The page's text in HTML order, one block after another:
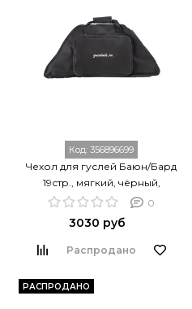
Код: 356896699
Чехол для гуслей Баюн/Бард
19стр., мягкий, чёрный,
Гусельник GU-00.30.19.00000
0
3030 руб
Распродано
РАСПРОДАНО